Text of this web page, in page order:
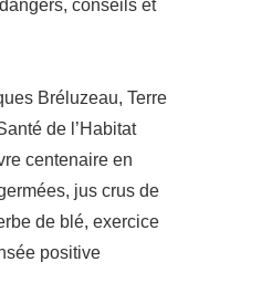
conseils et
Bréluzeau, Terre
de l’Habitat
centenaire en
jus crus de
de blé, exercice
positive